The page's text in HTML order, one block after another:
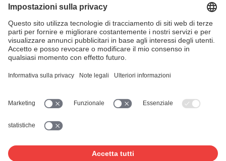
News & Agenda
FONDATION SUISA ↗
FacebookInstagram YouTube
Blog